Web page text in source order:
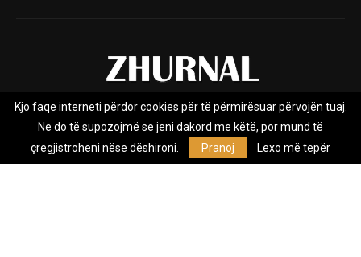
Rreth nesh Impresumi Marketing
Kontakt
Privacy Policy
Zhurnal.mk është Agjenci e Lajmeve e pavarur, e themeluar në vitin
Kjo faqe interneti përdor cookies për të përmirësuar përvojën tuaj.
Ne do të supozojmë se jeni dakord me këtë, por mund të
çregjistroheni nëse dëshironi.
Pranoj Lexo më tepër